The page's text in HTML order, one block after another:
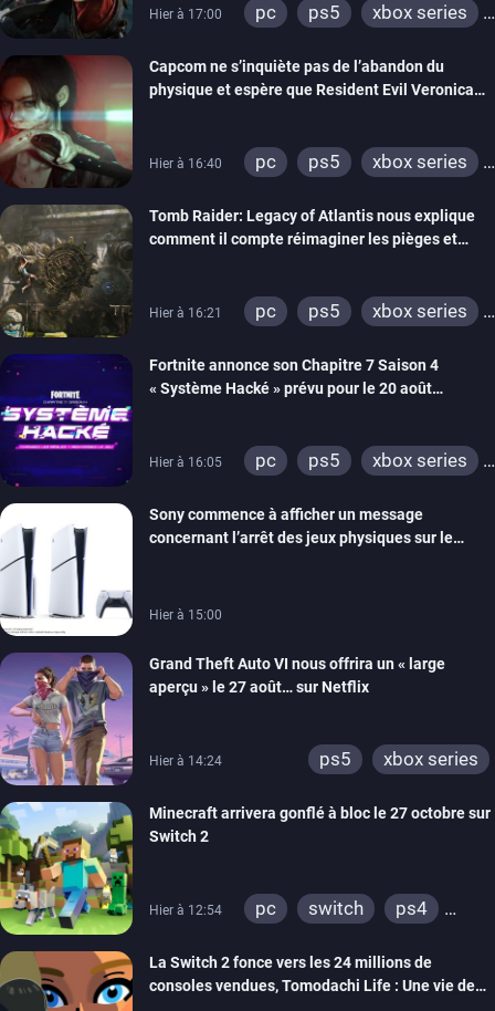
Hier à 17:00 pc ps5
xbox series
Capcom ne s’inquiète pas de l’abandon du
physique et espère que Resident Evil Veronica
Hier à 16:40 pc ps5
xbox series
Tomb Raider: Legacy of Atlantis nous explique
comment il compte réimaginer les pièges et
Hier à 16:21 pc ps5
xbox series
Fortnite annonce son Chapitre 7 Saison 4
« Système Hacké » prévu pour le 20 août
Hier à 16:05 pc ps5
xbox series
ps4
xbox one
switch 2
Sony commence à afficher un message
concernant l’arrêt des jeux physiques sur le
Hier à 15:00
Grand Theft Auto VI nous offrira un « large
aperçu » le 27 août… sur Netflix
Hier à 14:24 ps5 xbox series
Minecraft arrivera gonflé à bloc le 27 octobre sur
Switch 2
Hier à 12:54 pc switch
ps4
wiiu
3ds
ps3
xbox 360
switch 2
La Switch 2 fonce vers les 24 millions de
consoles vendues, Tomodachi Life : Une vie de